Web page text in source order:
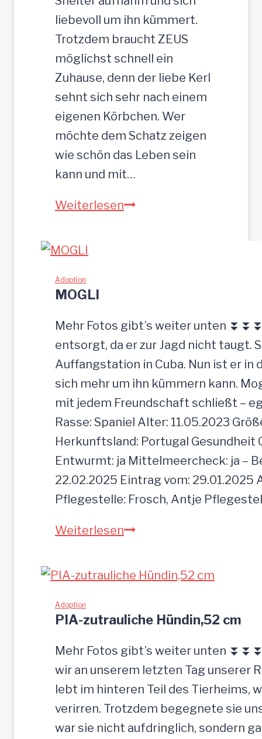
liebevoll um ihn kümmert.
Trotzdem braucht ZEUS
möglichst schnell ein
Zuhause, denn der liebe Kerl
sehnt sich sehr nach einem
eigenen Körbchen. Wer
möchte dem Schatz zeigen
wie schön das Leben sein
kann und mit…
WeiterlesenZEUS
Adoption
MOGLI
Mehr Fotos gibt’s weiter unten
entsorgt, da er zur Jagd nicht taugt.
Auffangstation in Cuba. Nun ist er in
sich mehr um ihn kümmern kann.
mit jedem Freundschaft schließt –
Rasse: Spaniel Alter: 11.05.2023
Herkunftsland: Portugal Gesundheit
Entwurmt: ja Mittelmeercheck: ja –
22.02.2025 Eintrag vom: 29.01.2025
Pflegestelle: Frosch, Antje
WeiterlesenMOGLI
Adoption
PIA-zutrauliche Hündin,52 cm
Mehr Fotos gibt’s weiter unten
wir an unserem letzten Tag unserer
lebt im hinteren Teil des Tierheims,
verirren. Trotzdem begegnete sie
war sie nicht aufdringlich, sondern